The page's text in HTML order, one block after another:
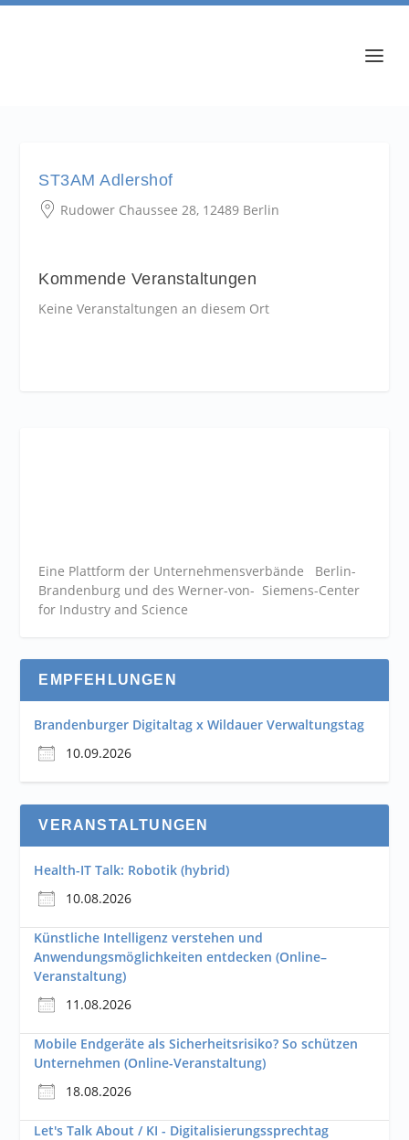
ST3AM Adlershof
Rudower Chaussee 28, 12489 Berlin
Kommende Veranstaltungen
Keine Veranstaltungen an diesem Ort
Eine Plattform der Unternehmensverbände Berlin-
Brandenburg und des Werner-von- Siemens-Center
for Industry and Science
EMPFEHLUNGEN
Brandenburger Digitaltag x Wildauer Verwaltungstag
10.09.2026
VERANSTALTUNGEN
Health-IT Talk: Robotik (hybrid)
10.08.2026
Künstliche Intelligenz verstehen und
Anwendungsmöglichkeiten entdecken (Online–
Veranstaltung)
11.08.2026
Mobile Endgeräte als Sicherheitsrisiko? So schützen
Unternehmen (Online-Veranstaltung)
18.08.2026
Let's Talk About / KI - Digitalisierungssprechtag